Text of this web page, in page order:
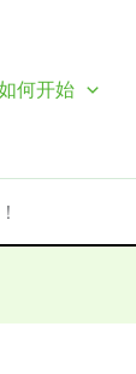
何开始